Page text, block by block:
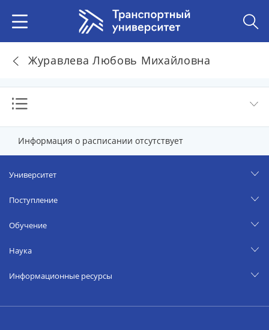
Журавлева Любовь Михайловна
Информация о расписании отсутствует
Университет
Поступление
Обучение
Наука
Информационные ресурсы